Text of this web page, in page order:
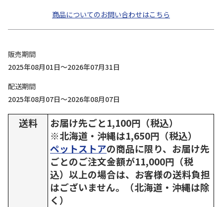
商品についてのお問い合わせはこちら
販売期間
2025年08月01日～2026年07月31日
配送期間
2025年08月07日～2026年08月07日
送料
お届け先ごと1,100円（税込）
※北海道・沖縄は1,650円（税込）
ペットストアの商品に限り、お届け先
ごとのご注文金額が11,000円（税
込）以上の場合は、お客様の送料負担
はございません。（北海道・沖縄は除
く）